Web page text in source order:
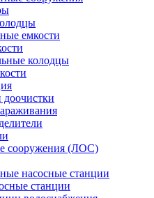
емкости
колодцы
доочистки
сооружения (ЛОС)
насосные станции
станции